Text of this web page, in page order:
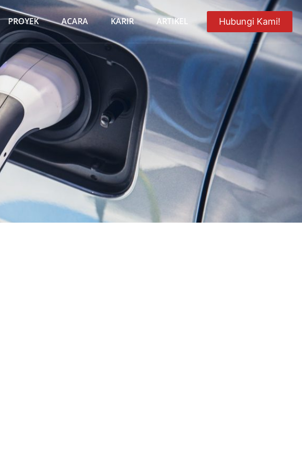
PROYEK ACARA KARIR ARTIKEL Hubungi Kami!